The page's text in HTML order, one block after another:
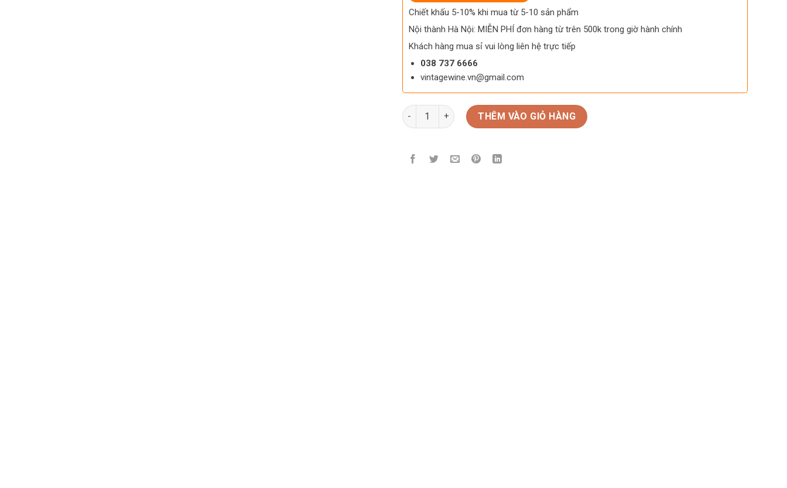
Chiết khấu 5-10% khi mua từ 5-10 sản phẩm
Nội thành Hà Nội: MIỄN PHÍ đơn hàng từ trên 500k trong giờ hành chính
Khách hàng mua sỉ vui lòng liên hệ trực tiếp
038 737 6666
vintagewine.vn@gmail.com
Rượu Vang Ý Bertani Secco Vintage Edition số lượng
THÊM VÀO GIỎ HÀNG